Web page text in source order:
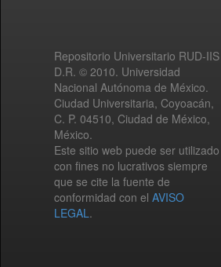
Repositorio Universitario RUD-IIS
D.R. © 2010. Universidad
Nacional Autónoma de México.
Ciudad Universitaria, Coyoacán,
C. P. 04510, Ciudad de México,
México.
Este sitio web puede ser utilizado
con fines no lucrativos siempre
que se cite la fuente de
conformidad con el AVISO
LEGAL.